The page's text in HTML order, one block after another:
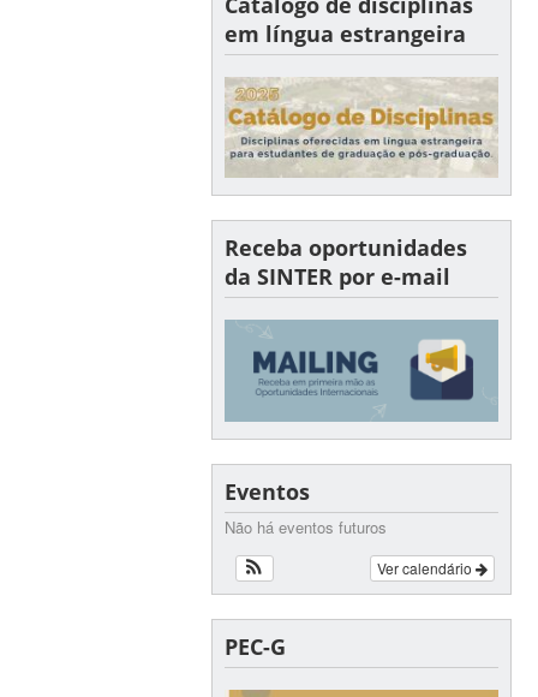
em língua estrangeira
Receba oportunidades
da SINTER por e-mail
Eventos
Não há eventos futuros
Ver calendário
PEC-G